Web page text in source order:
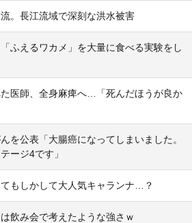
。長江流域で深刻な洪水被害
ふえるワカメ」を大量に食べる実験をし
た医師、全身麻痺へ…「死んだほうが良か
を公表「大腸癌になってしまいました。
ージ4です」
てもしかして大人気キャランナ…？
飲み会で考えたような強さｗ